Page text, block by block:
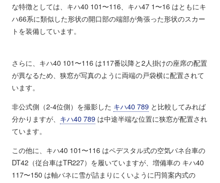
な特徴としては、キハ40 101〜116、キハ47 1〜16 はともにキ
ハ66系に類似した形状の開口部の端部が角張った形状のスカー
トを装備しています。
さらに、キハ40 101〜116 は117番以降と2人掛けの座席の配置
が異なるため、狭窓が写真のように両端の戸袋横に配置されて
います。
非公式側（2-4位側）を撮影した キハ40 789と比較してみれば
分かりますが、 キハ40 789は中途半端な位置に狭窓が配置され
ています。
この他に、キハ40 101〜116 はペデスタル式の空気バネ台車の
DT42（従台車はTR227）を履いていますが、増備車の キハ40
117〜150 は軸バネに雪が詰まりにくいように円筒案内式の